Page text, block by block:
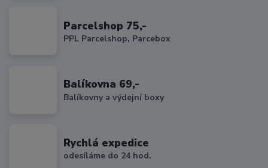
Parcelshop 75,-
PPL Parcelshop, Parcebox
Balíkovna 69,-
Balíkovny a výdejní boxy
Rychlá expedice
odesíláme do 24 hod.